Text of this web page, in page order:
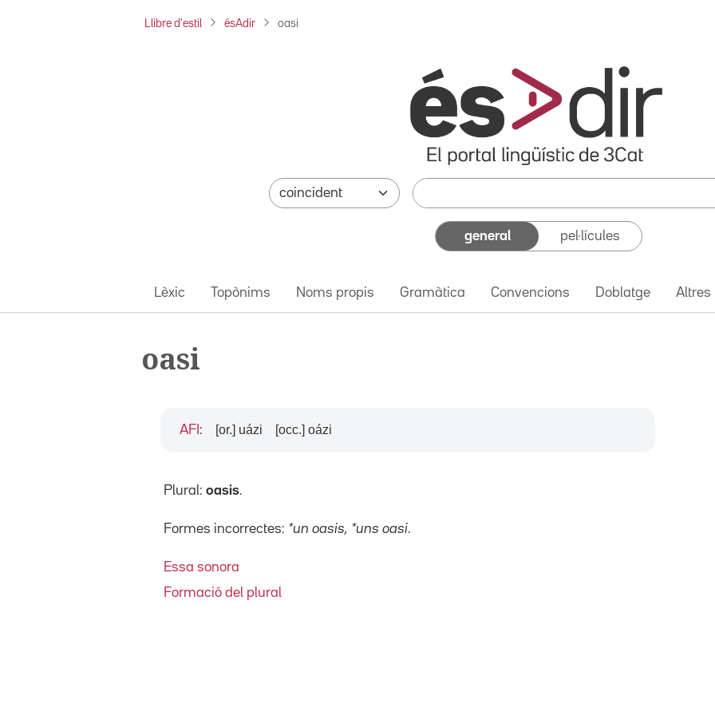
Llibre d'estil ésAdir oasi
general pel·lícules
Lèxic Topònims Noms propis Gramàtica Convencions Doblatge Altres
oasi
AFI : [or.] uázi [occ.] oázi
Plural: oasis.
Formes incorrectes: *un oasis, *uns oasi.
Essa sonora
Formació del plural